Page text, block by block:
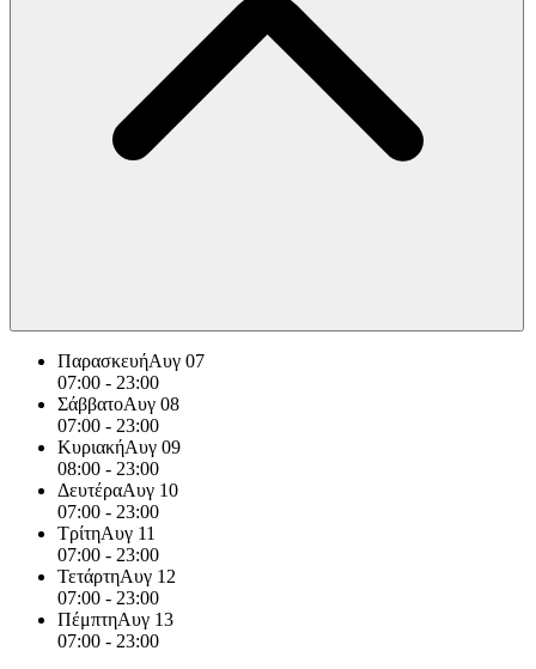
ΠαρασκευήΑυγ 07
07:00 - 23:00
ΣάββατοΑυγ 08
07:00 - 23:00
ΚυριακήΑυγ 09
08:00 - 23:00
ΔευτέραΑυγ 10
07:00 - 23:00
ΤρίτηΑυγ 11
07:00 - 23:00
ΤετάρτηΑυγ 12
07:00 - 23:00
ΠέμπτηΑυγ 13
07:00 - 23:00